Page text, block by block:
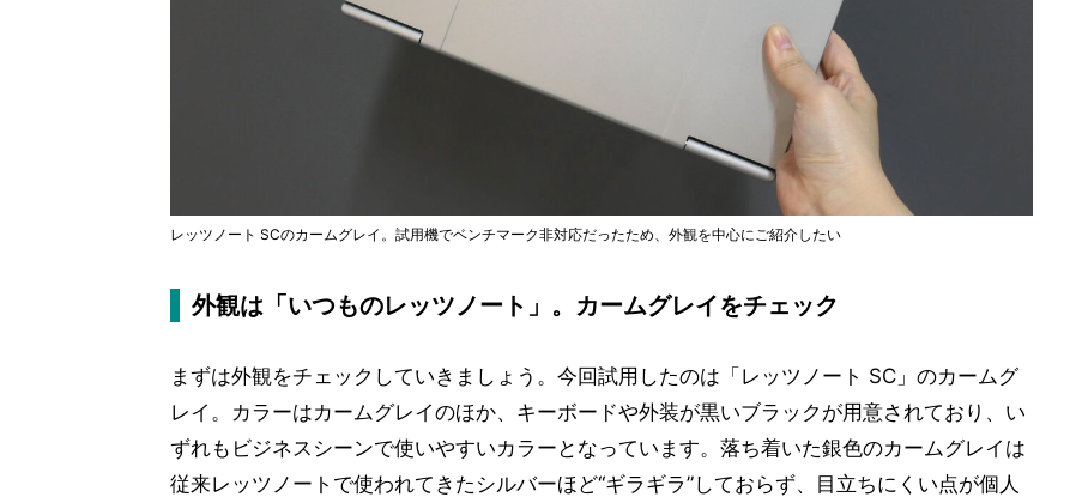
レッツノート SCのカームグレイ。試用機でベンチマーク非対応だったため、外観を中心にご紹介したい
外観は「いつものレッツノート」。カームグレイをチェック
まずは外観をチェックしていきましょう。今回試用したのは「レッツノート SC」のカームグ
レイ。カラーはカームグレイのほか、キーボードや外装が黒いブラックが用意されており、い
ずれもビジネスシーンで使いやすいカラーとなっています。落ち着いた銀色のカームグレイは
従来レッツノートで使われてきたシルバーほど“ギラギラ”しておらず、目立ちにくい点が個人